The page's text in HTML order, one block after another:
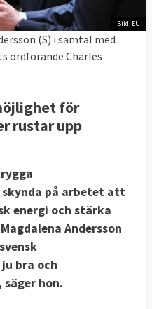
Bild: EU
(S) i samtal med
ordförande Charles
för
rustar upp
på arbetet att
energi och stärka
Andersson
bra och
hon.